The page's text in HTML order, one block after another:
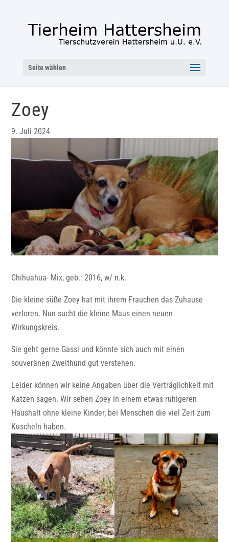
Seite wählen
Zoey
9. Juli 2024
Chihuahua- Mix, geb.: 2016, w/ n.k.
Die kleine süße Zoey hat mit ihrem Frauchen das Zuhause
verloren. Nun sucht die kleine Maus einen neuen
Wirkungskreis.
Sie geht gerne Gassi und könnte sich auch mit einen
souveränen Zweithund gut verstehen.
Leider können wir keine Angaben über die Verträglichkeit mit
Katzen sagen. Wir sehen Zoey in einem etwas ruhigeren
Haushalt ohne kleine Kinder, bei Menschen die viel Zeit zum
Kuscheln haben.